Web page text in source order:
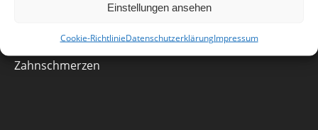
Einstellungen ansehen
Cookie-RichtlinieDatenschutzerklärungImpressum
Parodontose
Zahnschmerzen